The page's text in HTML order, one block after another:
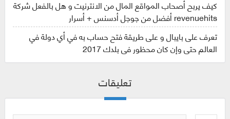
كيف يربح أصحاب المواقع المال من الانترنيت و هل بالفعل شركة
revenuehits أفضل من جوجل أدسنس + أسرار
تعرف على بايبال و على طريقة فتح حساب به في أي دولة في
العالم حتى وإن كان محظور في بلدك 2017
تعليقات